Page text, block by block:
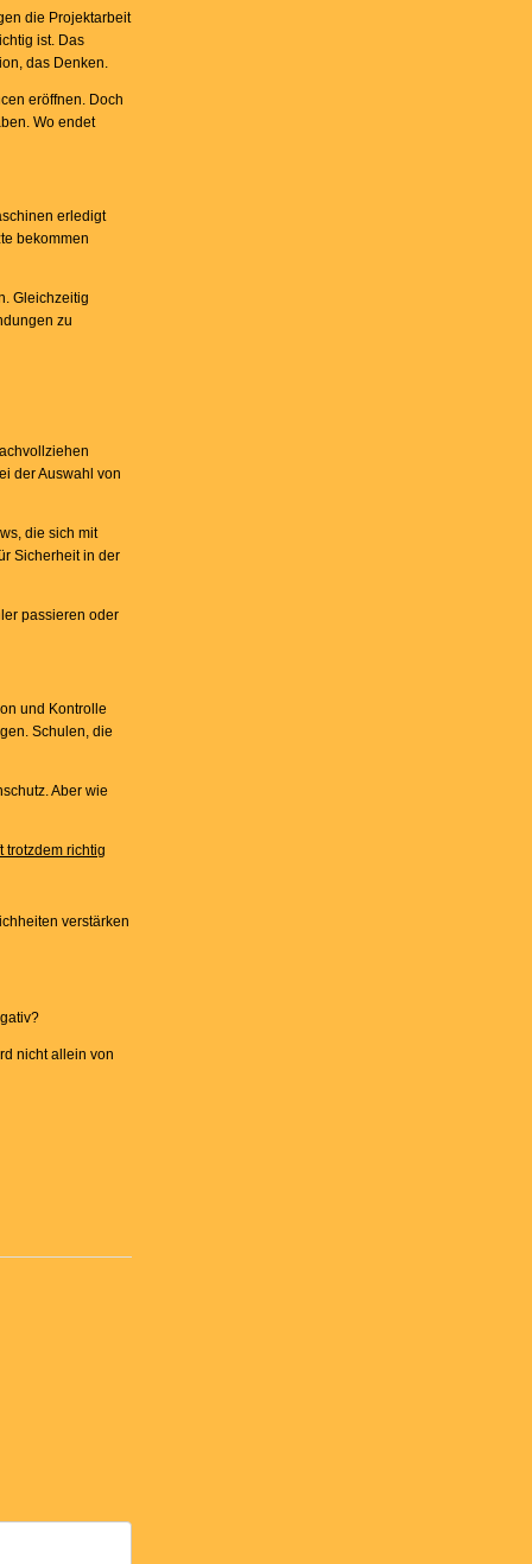
die Projektarbeit
ist. Das
das Denken.
eröffnen. Doch
Wo endet
erledigt
bekommen
Gleichzeitig
zu
der Auswahl von
die sich mit
Sicherheit in der
passieren oder
und Kontrolle
Schulen, die
Aber wie
trotzdem richtig
verstärken
nicht allein von